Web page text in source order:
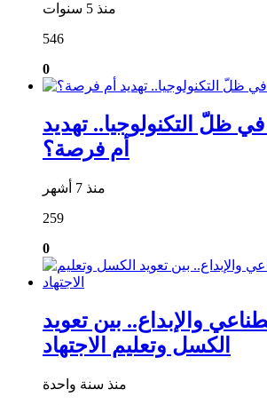
منذ 5 سنوات
546
0
ظلّ التكنولوجيا.. تهديد
أم فرصة؟
منذ 7 أشهر
259
0
والإبداع.. بين تعويد
الكسل وتعليم الاجتهاد
منذ سنة واحدة